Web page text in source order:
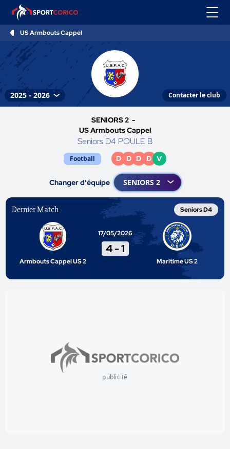
US Armbouts Cappel
Contacter le club
SENIORS 2 -
US Armbouts Cappel
Seniors D4 POULE B
Football D D D D V
Changer d'équipe
Dernier Match Seniors D4
Armbouts Cappel US 2
17/05/2026
4-1
Maritime US 2
publicité